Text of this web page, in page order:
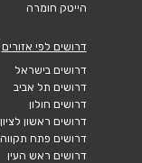
הייטק חומרה
דרושים לפי אזורים
דרושים בישראל
דרושים תל אביב
דרושים חולון
דרושים ראשון לציון
דרושים פתח תקווה
דרושים ראש העין